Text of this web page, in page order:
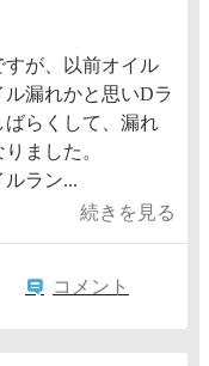
すが、以前オイル
漏れかと思いDラ
らくして、漏れ
ました。
ラン...
続きを見る
コメント